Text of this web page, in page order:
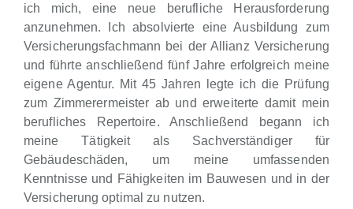
ich mich, eine neue berufliche Herausforderung
anzunehmen. Ich absolvierte eine Ausbildung zum
Versicherungsfachmann bei der Allianz Versicherung
und führte anschließend fünf Jahre erfolgreich meine
eigene Agentur. Mit 45 Jahren legte ich die Prüfung
zum Zimmerermeister ab und erweiterte damit mein
berufliches Repertoire. Anschließend begann ich
meine Tätigkeit als Sachverständiger für
Gebäudeschäden, um meine umfassenden
Kenntnisse und Fähigkeiten im Bauwesen und in der
Versicherung optimal zu nutzen.